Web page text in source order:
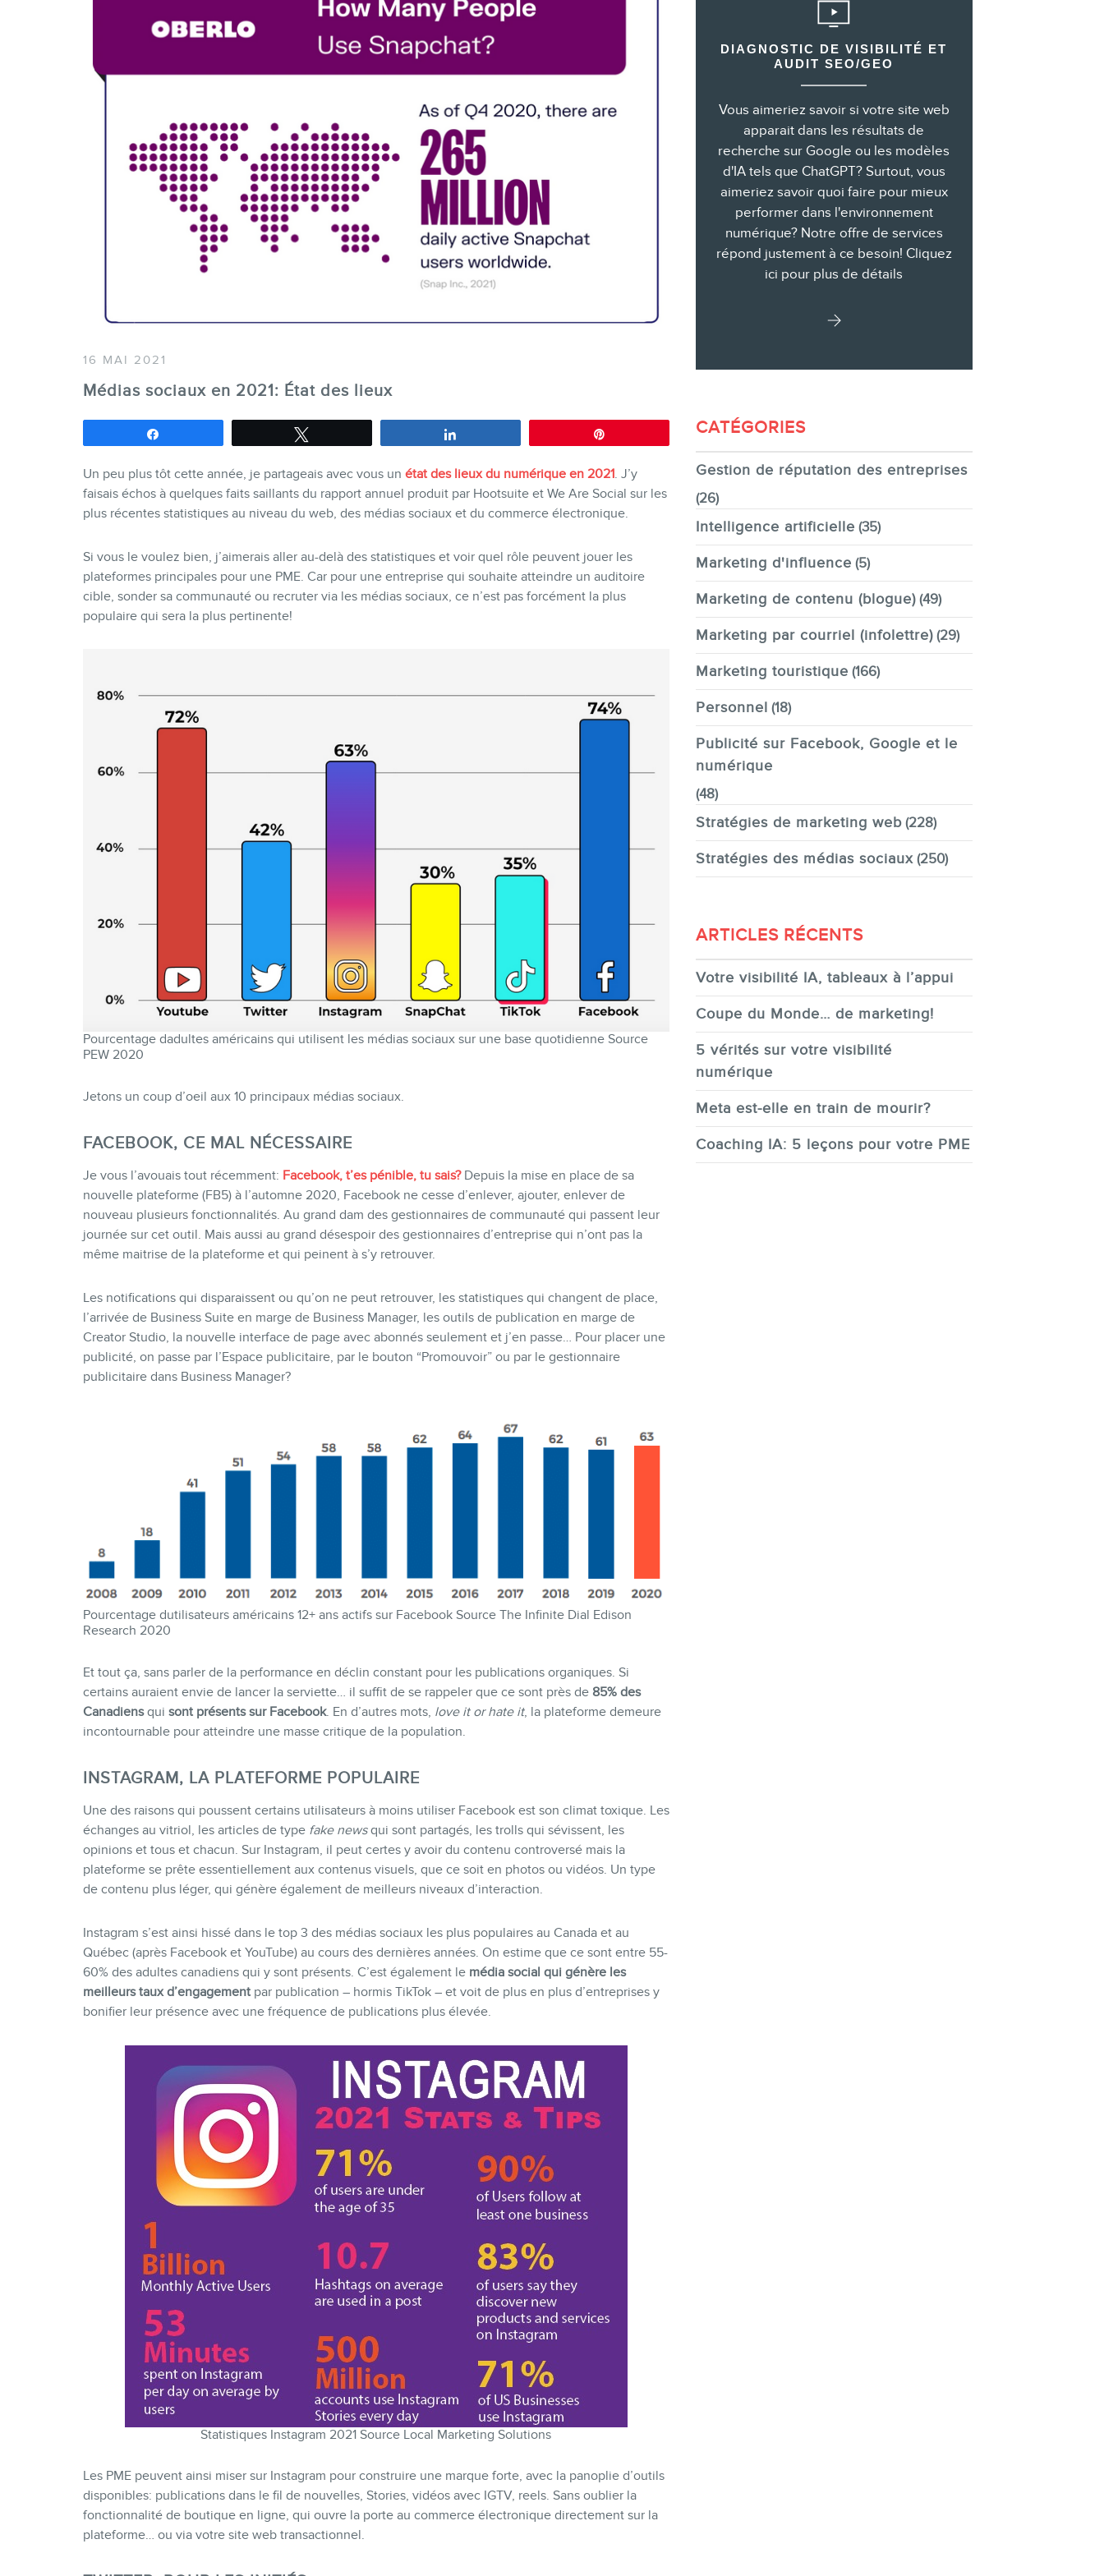
Formations marketing de groupe
Consultations
Audits web (SEO) et IA (GEO)
Ebooks
BOUTIQUE
CONTACT
MEMBRES
INFOLETTRE
16 MAI 2021
Médias sociaux en 2021: État des lieux
Un peu plus tôt cette année, je partageais avec vous un état des lieux du numérique en 2021. J’y
faisais échos à quelques faits saillants du rapport annuel produit par Hootsuite et We Are Social sur les
plus récentes statistiques au niveau du web, des médias sociaux et du commerce électronique.
Si vous le voulez bien, j’aimerais aller au-delà des statistiques et voir quel rôle peuvent jouer les
plateformes principales pour une PME. Car pour une entreprise qui souhaite atteindre un auditoire
cible, sonder sa communauté ou recruter via les médias sociaux, ce n’est pas forcément la plus
populaire qui sera la plus pertinente!
Pourcentage dadultes américains qui utilisent les médias sociaux sur une base quotidienne Source
PEW 2020
Jetons un coup d’oeil aux 10 principaux médias sociaux.
FACEBOOK, CE MAL NÉCESSAIRE
Je vous l’avouais tout récemment: Facebook, t’es pénible, tu sais?Depuis la mise en place de sa
nouvelle plateforme (FB5) à l’automne 2020, Facebook ne cesse d’enlever, ajouter, enlever de
nouveau plusieurs fonctionnalités. Au grand dam des gestionnaires de communauté qui passent leur
journée sur cet outil. Mais aussi au grand désespoir des gestionnaires d’entreprise qui n’ont pas la
même maitrise de la plateforme et qui peinent à s’y retrouver.
Les notifications qui disparaissent ou qu’on ne peut retrouver, les statistiques qui changent de place,
l’arrivée de Business Suite en marge de Business Manager, les outils de publication en marge de
Creator Studio, la nouvelle interface de page avec abonnés seulement et j’en passe… Pour placer une
publicité, on passe par l’Espace publicitaire, par le bouton “Promouvoir” ou par le gestionnaire
publicitaire dans Business Manager?
Pourcentage dutilisateurs américains 12+ ans actifs sur Facebook Source The Infinite Dial Edison
Research 2020
Et tout ça, sans parler de la performance en déclin constant pour les publications organiques. Si
certains auraient envie de lancer la serviette… il suffit de se rappeler que ce sont près de 85% des
Canadiensqui sont présents sur Facebook. En d’autres mots, love it or hate it, la plateforme demeure
incontournable pour atteindre une masse critique de la population.
INSTAGRAM, LA PLATEFORME POPULAIRE
Une des raisons qui poussent certains utilisateurs à moins utiliser Facebook est son climat toxique. Les
échanges au vitriol, les articles de type fake newsqui sont partagés, les trolls qui sévissent, les
opinions et tous et chacun. Sur Instagram, il peut certes y avoir du contenu controversé mais la
plateforme se prête essentiellement aux contenus visuels, que ce soit en photos ou vidéos. Un type
de contenu plus léger, qui génère également de meilleurs niveaux d’interaction.
Instagram s’est ainsi hissé dans le top 3 des médias sociaux les plus populaires au Canada et au
Québec (après Facebook et YouTube) au cours des dernières années. On estime que ce sont entre 55-
60% des adultes canadiens qui y sont présents. C’est également le média social qui génère les
meilleurs taux d’engagementpar publication – hormis TikTok – et voit de plus en plus d’entreprises y
bonifier leur présence avec une fréquence de publications plus élevée.
Statistiques Instagram 2021 Source Local Marketing Solutions
Les PME peuvent ainsi miser sur Instagram pour construire une marque forte, avec la panoplie d’outils
disponibles: publications dans le fil de nouvelles, Stories, vidéos avec IGTV, reels. Sans oublier la
fonctionnalité de boutique en ligne, qui ouvre la porte au commerce électronique directement sur la
plateforme… ou via votre site web transactionnel.
DIAGNOSTIC DE VISIBILITÉ ET
AUDIT SEO/GEO
Vous aimeriez savoir si votre site web
apparait dans les résultats de
recherche sur Google ou les modèles
d'IA tels que ChatGPT? Surtout, vous
aimeriez savoir quoi faire pour mieux
performer dans l'environnement
numérique? Notre offre de services
répond justement à ce besoin! Cliquez
ici pour plus de détails
CATÉGORIES
Gestion de réputation des entreprises
(26)
Intelligence artificielle (35)
Marketing d'influence (5)
Marketing de contenu (blogue)(49)
Marketing par courriel (infolettre)(29)
Marketing touristique (166)
Personnel (18)
Publicité sur Facebook, Google et le
numérique
(48)
Stratégies de marketing web(228)
Stratégies des médias sociaux(250)
ARTICLES RÉCENTS
Votre visibilité IA, tableaux à l’appui
Coupe du Monde… de marketing!
5 vérités sur votre visibilité
numérique
Meta est-elle en train de mourir?
Coaching IA: 5 leçons pour votre PME